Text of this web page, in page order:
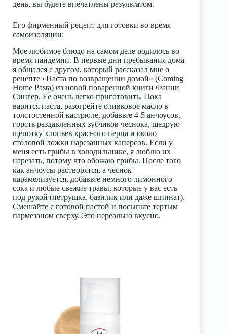
день, вы будете впечатлены результатом.
Его фирменный рецепт для готовки во время
самоизоляции:
Мое любимое блюдо на самом деле родилось во
время пандемии. В первые дни пребывания дома
я общался с другом, который рассказал мне о
рецепте «Паста по возвращении домой» (Coming
Home Pasta) из новой поваренной книги Фанни
Сингер. Ее очень легко приготовить. Пока
варится паста, разогрейте оливковое масло в
толстостенной кастрюле, добавьте 4-5 анчоусов,
горсть раздавленных зубчиков чеснока, щедрую
щепотку хлопьев красного перца и около
столовой ложки нарезанных каперсов. Если у
меня есть грибы в холодильнике, я люблю их
нарезать, потому что обожаю грибы. После того
как анчоусы растворятся, а чеснок
карамелизуется, добавьте немного лимонного
сока и любые свежие травы, которые у вас есть
под рукой (петрушка, базилик или даже шпинат).
Смешайте с готовой пастой и посыпьте тертым
пармезаном сверху. Это нереально вкусно.